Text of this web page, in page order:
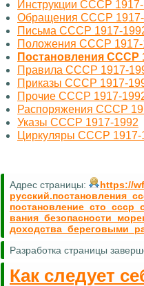
Инструкции СССР
Обращения СССР 1917-
Письма СССР 1917-
Положения СССР 1917-
Постановления СССР
Правила СССР 1917-
Приказы СССР 1917-
Прочие СССР 1917-
Распоряжения СССР
Указы СССР 1917-1992
Циркуляры СССР 1917-
Адрес страницы:
https://
Разработка страницы
Как следует